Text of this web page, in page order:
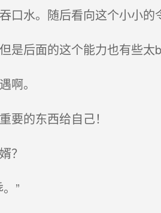
水。随后看向这个小小的
后面的这个能力也有些太
啊。
的东西给自己！
？
”